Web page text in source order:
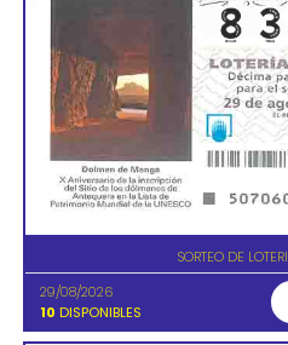
SORTEO DE
29/08/2026
10 DISPONIBLES